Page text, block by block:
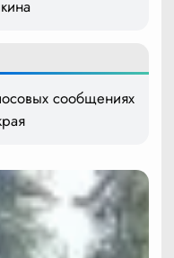
сообщениях